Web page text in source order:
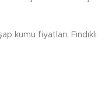
kumu fiyatları, Fındıklı